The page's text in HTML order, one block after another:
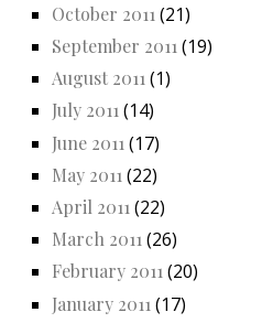
October 2011 (21)
September 2011 (19)
August 2011(1)
July 2011(14)
June 2011 (17)
May 2011 (22)
April 2011 (22)
March 2011(26)
February 2011(20)
January 2011 (17)